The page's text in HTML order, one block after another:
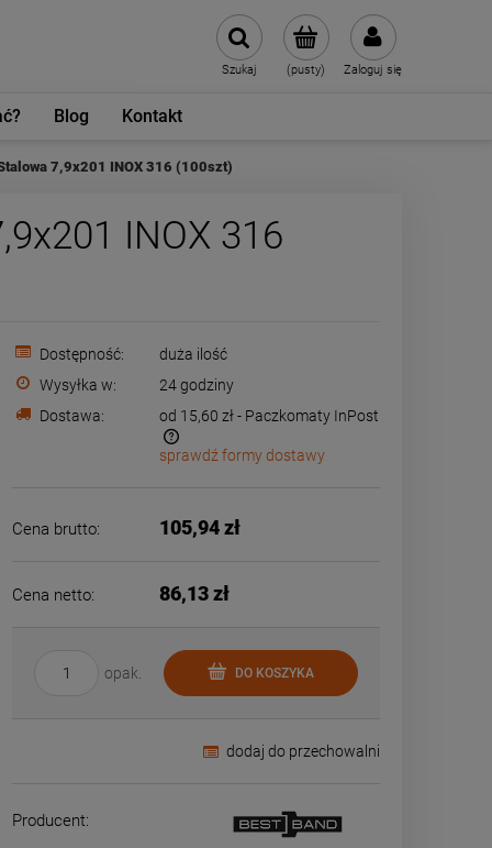
(pusty) Zaloguj się
Szukaj
Blog Kontakt
7,9x201 INOX 316 (100szt)
INOX 316
Dostępność:
duża ilość
Wysyłka w:
24 godziny
Dostawa:
od 15,60 zł- Paczkomaty InPost
sprawdź formy dostawy
Cena brutto: 105,94 zł
Cena netto: 86,13 zł
opak. DO KOSZYKA
dodaj do przechowalni
Producent: